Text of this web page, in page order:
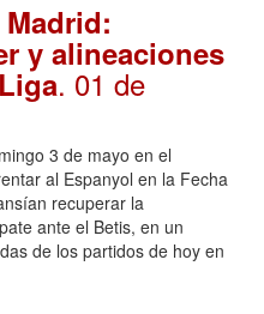
y alineaciones
. 01 de
3 de mayo en el
al Espanyol en la Fecha
recuperar la
ante el Betis, en un
de los partidos de hoy en